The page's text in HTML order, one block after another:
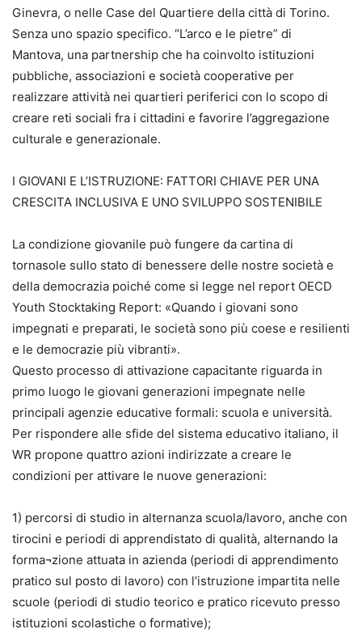
Ginevra, o nelle Case del Quartiere della città di Torino.
Senza uno spazio specifico. “L’arco e le pietre” di
Mantova, una partnership che ha coinvolto istituzioni
pubbliche, associazioni e società cooperative per
realizzare attività nei quartieri periferici con lo scopo di
creare reti sociali fra i cittadini e favorire l’aggregazione
culturale e generazionale.
I GIOVANI E L’ISTRUZIONE: FATTORI CHIAVE PER UNA
CRESCITA INCLUSIVA E UNO SVILUPPO SOSTENIBILE
La condizione giovanile può fungere da cartina di
tornasole sullo stato di benessere delle nostre società e
della democrazia poiché come si legge nel report OECD
Youth Stocktaking Report: «Quando i giovani sono
impegnati e preparati, le società sono più coese e resilienti
e le democrazie più vibranti».
Questo processo di attivazione capacitante riguarda in
primo luogo le giovani generazioni impegnate nelle
principali agenzie educative formali: scuola e università.
Per rispondere alle sfide del sistema educativo italiano, il
WR propone quattro azioni indirizzate a creare le
condizioni per attivare le nuove generazioni:
1) percorsi di studio in alternanza scuola/lavoro, anche con
tirocini e periodi di apprendistato di qualità, alternando la
forma¬zione attuata in azienda (periodi di apprendimento
pratico sul posto di lavoro) con l’istruzione impartita nelle
scuole (periodi di studio teorico e pratico ricevuto presso
istituzioni scolastiche o formative);